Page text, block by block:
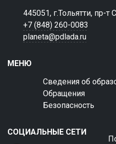
445051, г.Тольятти, пр-т
+7 (848) 260-0083
planeta@pdlada.ru
МЕНЮ
Сведения об
Обращения
Безопасность
СОЦИАЛЬНЫЕ СЕТИ